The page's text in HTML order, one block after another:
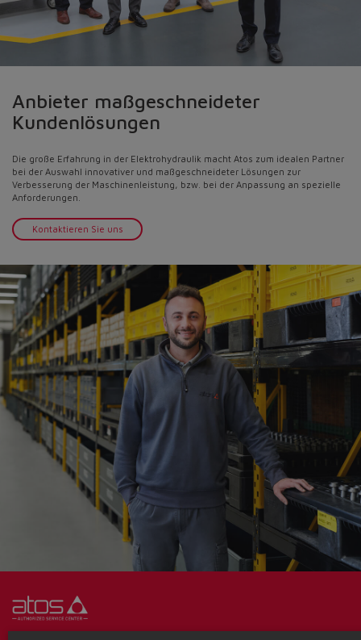
Anbieter maßgeschneideter
Kundenlösungen
Die große Erfahrung in der Elektrohydraulik macht Atos zum idealen Partner
bei der Auswahl innovativer und maßgeschneideter Lösungen zur
Verbesserung der Maschinenleistung, bzw. bei der Anpassung an spezielle
Anforderungen.
Kontaktieren Sie uns